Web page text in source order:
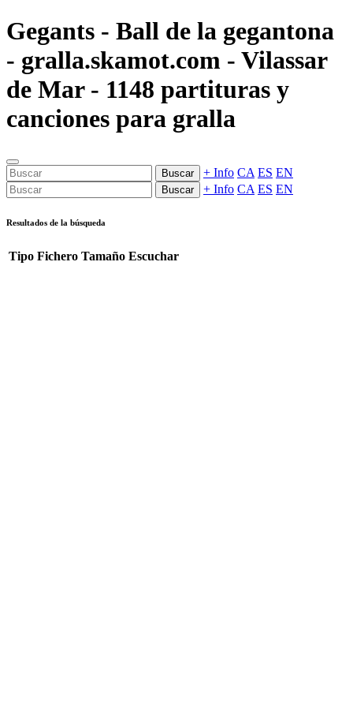
Gegants - Ball de la gegantona
- gralla.skamot.com - Vilassar
de Mar - 1148 partituras y
canciones para gralla
Buscar + Info CA ES EN
Buscar + Info CA ES EN
Resultados de la búsqueda
Tipo Fichero Tamaño Escuchar